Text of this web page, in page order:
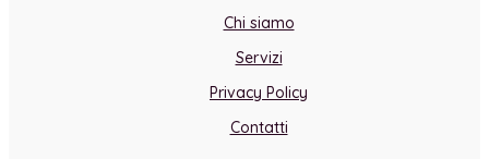
Chi siamo
Servizi
Privacy Policy
Contatti